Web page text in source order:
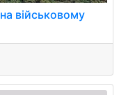
військовому